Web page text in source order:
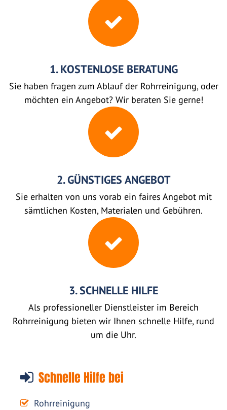
1. KOSTENLOSE BERATUNG
Sie haben fragen zum Ablauf der Rohrreinigung, oder
möchten ein Angebot? Wir beraten Sie gerne!
2. GÜNSTIGES ANGEBOT
Sie erhalten von uns vorab ein faires Angebot mit
sämtlichen Kosten, Materialen und Gebühren.
3. SCHNELLE HILFE
Als professioneller Dienstleister im Bereich
Rohrreinigung bieten wir Ihnen schnelle Hilfe, rund
um die Uhr.
Schnelle Hilfe bei
Rohrreinigung